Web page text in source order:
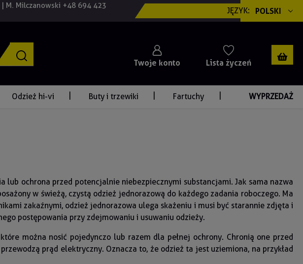
M. Milczanowski +48 694 423
JĘZYK: POLSKI
Twoje konto Lista życzeń
Odzież hi-vi Buty i trzewiki Fartuchy WYPRZEDAŻ
lub ochrona przed potencjalnie niebezpiecznymi substancjami. Jak sama nazwa
w świeżą, czystą odzież jednorazową do każdego zadania roboczego. Ma
zakaźnymi, odzież jednorazowa ulega skażeniu i musi być starannie zdjęta i
postępowania przy zdejmowaniu i usuwaniu odzieży.
można nosić pojedynczo lub razem dla pełnej ochrony. Chronią one przed
prąd elektryczny. Oznacza to, że odzież ta jest uziemiona, na przykład